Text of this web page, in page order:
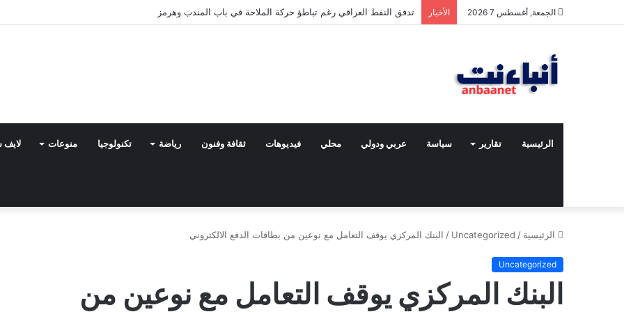
الجمعة, أغسطس 7 2026 الأخبار مقتل شخصين وإصابة 5 في إطلاق نار بمهرجان بمدينة سياتل الأميركية
الرئيسية تقارير سياسة عربي ودولي محلي فيديوهات ثقافة وفنون رياضة تكنولوجيا منوعات لايف
الرئيسية /
Uncategorized
/ البنك المركزي يوقف التعامل مع نوعين من بطاقات الدفع الالكتروني
Uncategorized
البنك المركزي يوقف التعامل مع نوعين من